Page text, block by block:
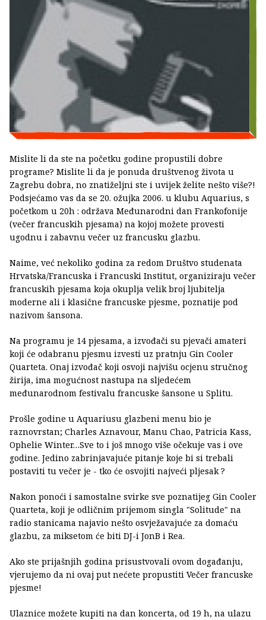
Mislite li da ste na početku godine propustili dobre
programe? Mislite li da je ponuda društvenog života u
Zagrebu dobra, no znatiželjni ste i uvijek želite nešto više?!
Podsjećamo vas da se 20. ožujka 2006. u klubu Aquarius, s
početkom u 20h : održava Međunarodni dan Frankofonije
(večer francuskih pjesama) na kojoj možete provesti
ugodnu i zabavnu večer uz francusku glazbu.
Naime, već nekoliko godina za redom Društvo studenata
Hrvatska/Francuska i Francuski Institut, organiziraju večer
francuskih pjesama koja okuplja velik broj ljubitelja
moderne ali i klasične francuske pjesme, poznatije pod
nazivom šansona.
Na programu je 14 pjesama, a izvođači su pjevači amateri
koji će odabranu pjesmu izvesti uz pratnju Gin Cooler
Quarteta. Onaj izvođač koji osvoji najvišu ocjenu stručnog
žirija, ima mogućnost nastupa na sljedećem
međunarodnom festivalu francuske šansone u Splitu.
Prošle godine u Aquariusu glazbeni menu bio je
raznovrstan; Charles Aznavour, Manu Chao, Patricia Kass,
Ophelie Winter…Sve to i još mnogo više očekuje vas i ove
godine. Jedino zabrinjavajuće pitanje koje bi si trebali
postaviti tu večer je - tko će osvojiti najveći pljesak ?
Nakon ponoći i samostalne svirke sve poznatijeg Gin Cooler
Quarteta, koji je odličnim prijemom singla "Solitude" na
radio stanicama najavio nešto osvježavajuće za domaću
glazbu, za miksetom će biti DJ-i JonB i Rea.
Ako ste prijašnjih godina prisustvovali ovom događanju,
vjerujemo da ni ovaj put nećete propustiti Večer francuske
pjesme!
Ulaznice možete kupiti na dan koncerta, od 19 h, na ulazu